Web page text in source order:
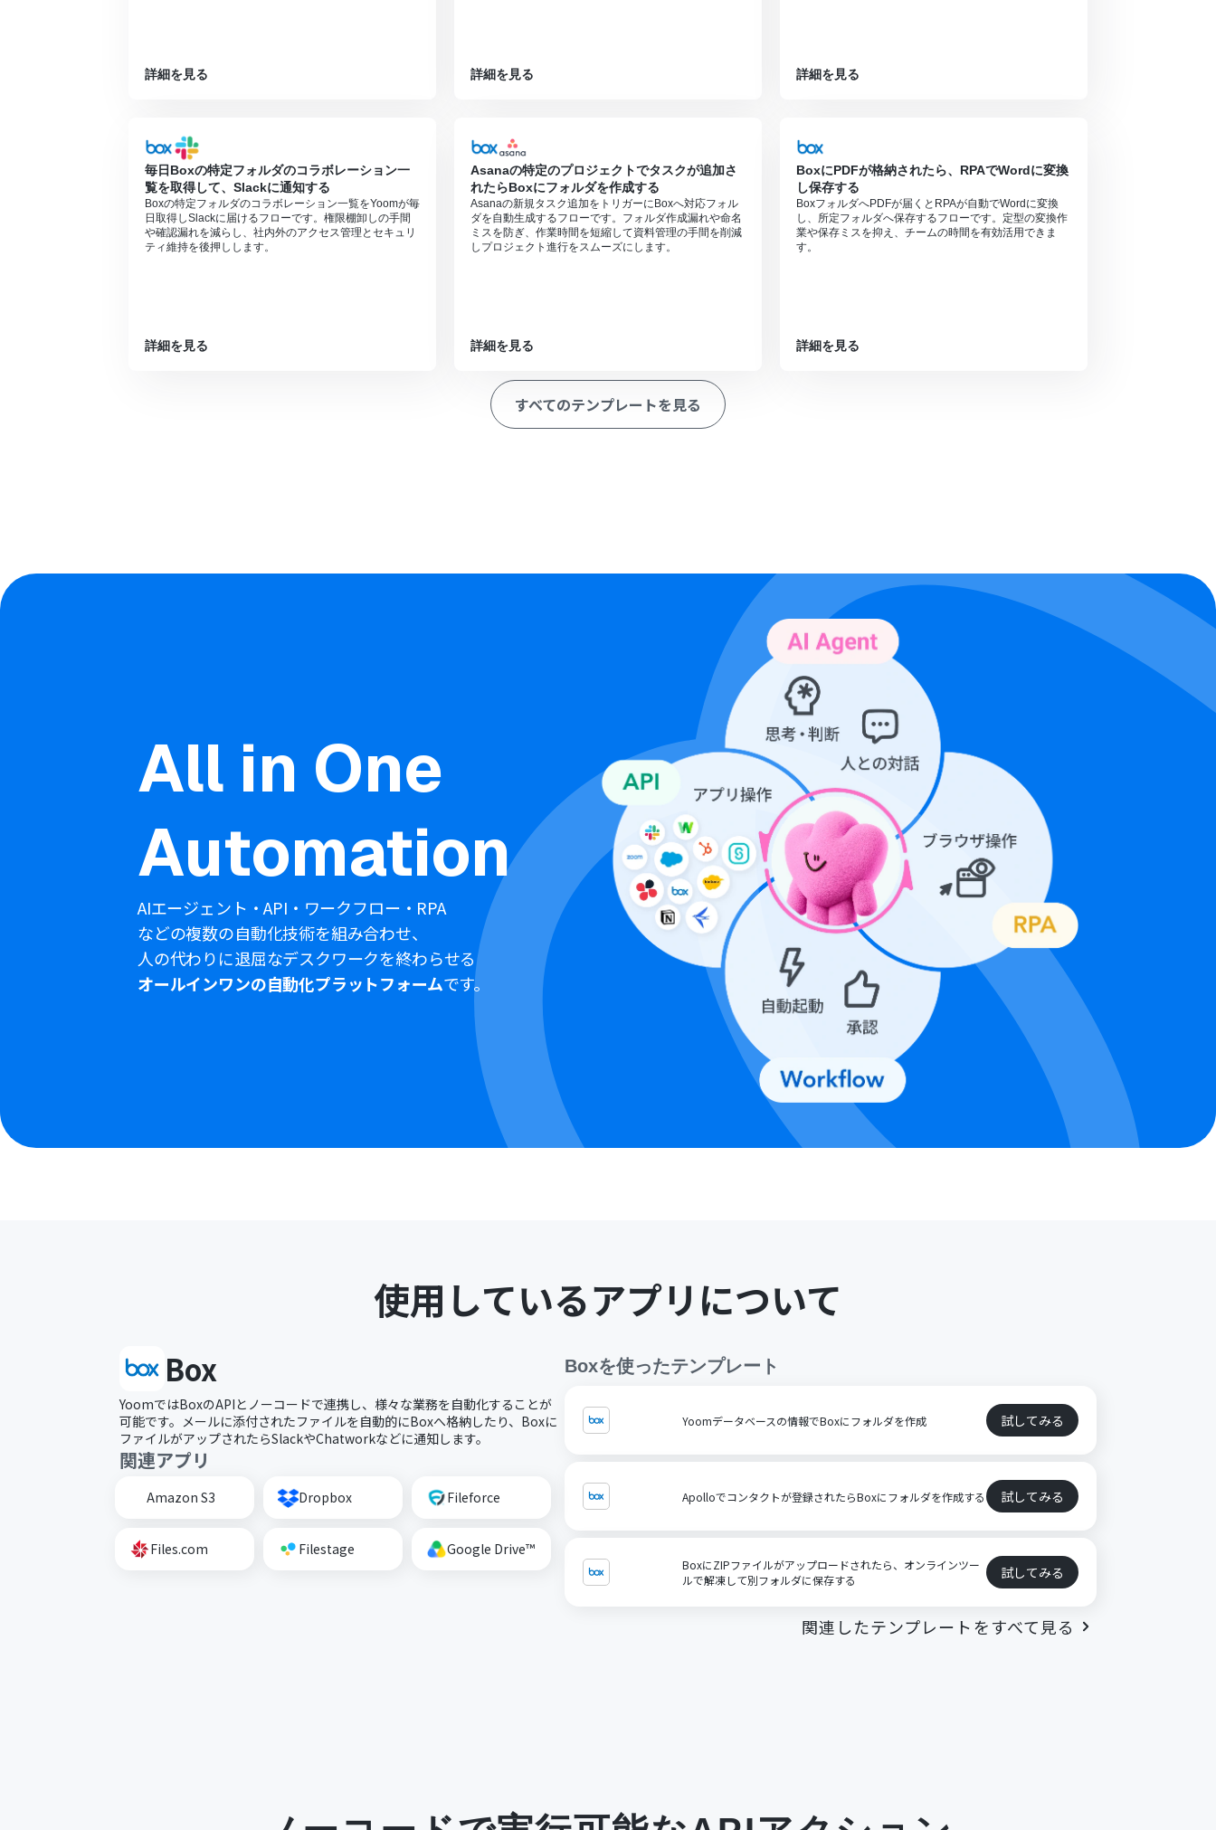
詳細を見る 詳細を見る 詳細を見る
毎日Boxの特定フォルダのコラボレーション一
覧を取得して、Slackに通知する
Boxの特定フォルダのコラボレーション一覧をYoomが毎
日取得しSlackに届けるフローです。権限棚卸しの手間
や確認漏れを減らし、社内外のアクセス管理とセキュリ
ティ維持を後押しします。
詳細を見る
Asanaの特定のプロジェクトでタスクが追加さ
れたらBoxにフォルダを作成する
Asanaの新規タスク追加をトリガーにBoxへ対応フォル
ダを自動生成するフローです。フォルダ作成漏れや命名
ミスを防ぎ、作業時間を短縮して資料管理の手間を削減
しプロジェクト進行をスムーズにします。
詳細を見る
BoxにPDFが格納されたら、RPAでWordに変換
し保存する
BoxフォルダへPDFが届くとRPAが自動でWordに変換
し、所定フォルダへ保存するフローです。定型の変換作
業や保存ミスを抑え、チームの時間を有効活用できま
す。
詳細を見る
すべてのテンプレートを見る
All in One
Automation
AIエージェント・API・ワークフロー・RPA
などの複数の自動化技術を組み合わせ、
人の代わりに退屈なデスクワークを終わらせる
オールインワンの自動化プラットフォームです。
使用しているアプリについて
Box
YoomではBoxのAPIとノーコードで連携し、様々な業務を自動化することが
可能です。メールに添付されたファイルを自動的にBoxへ格納したり、Boxに
ファイルがアップされたらSlackやChatworkなどに通知します。
関連アプリ
Amazon S3 Dropbox Fileforce
Files.com Filestage Google Drive™
Boxを使ったテンプレート
Yoomデータベースの情報でBoxにフォルダを作成 試してみる
Apolloでコンタクトが登録されたらBoxにフォルダを作成する 試してみる
BoxにZIPファイルがアップロードされたら、オンラインツー
ルで解凍して別フォルダに保存する
試してみる
関連したテンプレートをすべて見る